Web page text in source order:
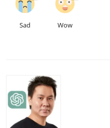
Sad Wow